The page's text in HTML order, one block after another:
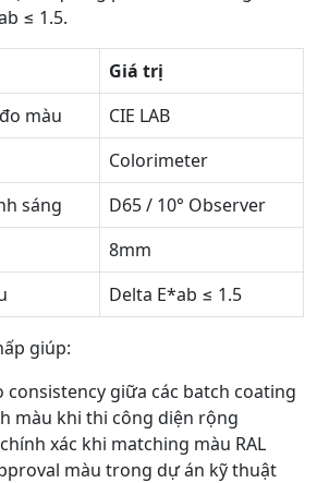
≤ 1.5.
Giá trị
màu
CIE LAB
Colorimeter
sáng
D65 / 10° Observer
8mm
Delta E*ab ≤ 1.5
giúp:
consistency giữa các batch coating
màu khi thi công diện rộng
xác khi matching màu RAL
màu trong dự án kỹ thuật